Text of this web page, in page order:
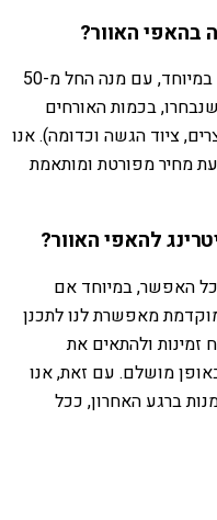
בהאפי האוור?
קייטרינג תבלין מציע מחירים תחרותיים במיוחד, עם מנה החל מ-50
בכמות האורחים
ציוד הגשה וכדומה). אנו
מחיר מפורטת ומותאמת
להאפי האוור?
האפשר, במיוחד אם
מאפשרת לנו לתכנן
זמינות ולהתאים את
מושלם. עם זאת, אנו
ברגע האחרון, ככל